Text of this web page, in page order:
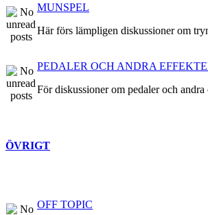
MUNSPEL
Här förs lämpligen diskussioner om
PEDALER OCH ANDRA
För diskussioner om pedaler och
ÖVRIGT
OFF TOPIC